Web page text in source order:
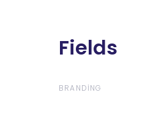
Fields
Fields
BRANDING